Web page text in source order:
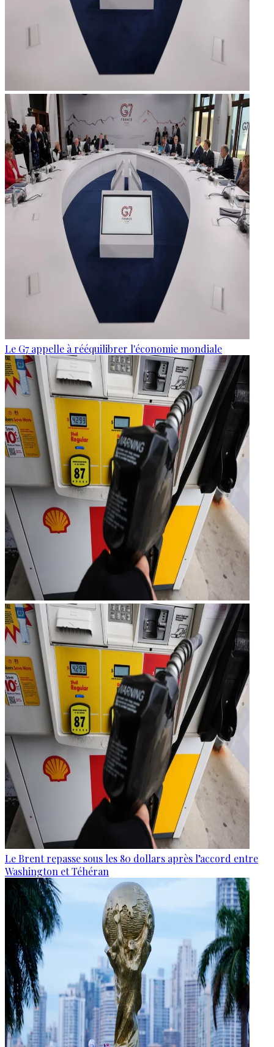
Le G7 appelle à rééquilibrer l'économie mondiale
Le Brent repasse sous les 80 dollars après l’accord entre
Washington et Téhéran